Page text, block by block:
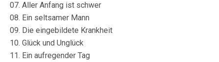
07. Aller Anfang ist schwer
08. Ein seltsamer Mann
09. Die eingebildete Krankheit
10. Glück und Unglück
11. Ein aufregender Tag